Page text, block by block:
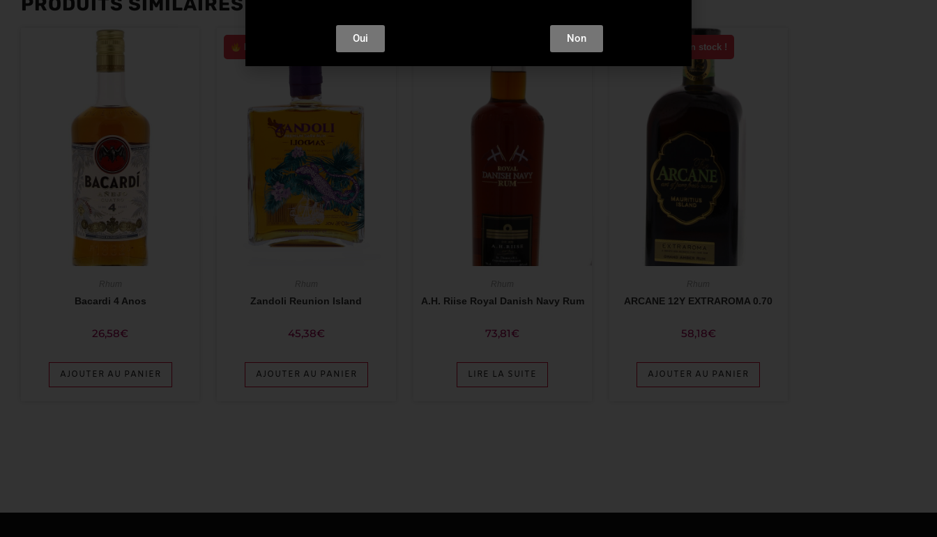
Bacardi 4 Anos
26,58€
AJOUTER AU PANIER
Zandoli Reunion Island
45,38€
AJOUTER AU PANIER
A.H. Riise Royal Danish Navy Rum
73,81€
LIRE LA SUITE
Plus que 4 en stock !
ARCANE 12Y EXTRAROMA 0.70
58,18€
AJOUTER AU PANIER
Oui Non